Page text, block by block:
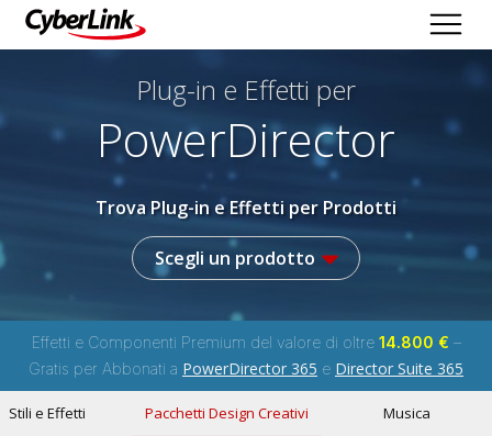
Plug-in e Effetti per
PowerDirector
Trova Plug-in e Effetti per Prodotti
Scegli un prodotto
Effetti e Componenti Premium del valore di oltre 14.800 € –
Gratis per Abbonati a PowerDirector 365 e Director Suite 365
Stili e Effetti Pacchetti Design Creativi Musica